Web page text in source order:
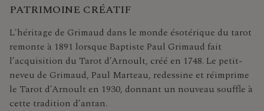
PATRIMOINE CRÉATIF
L'héritage de Grimaud dans le monde ésotérique du tarot
remonte à 1891 lorsque Baptiste Paul Grimaud fait
l’acquisition du Tarot d’Arnoult, créé en 1748. Le petit-
neveu de Grimaud, Paul Marteau, redessine et réimprime
le Tarot d’Arnoult en 1930, donnant un nouveau souffle à
cette tradition d’antan.